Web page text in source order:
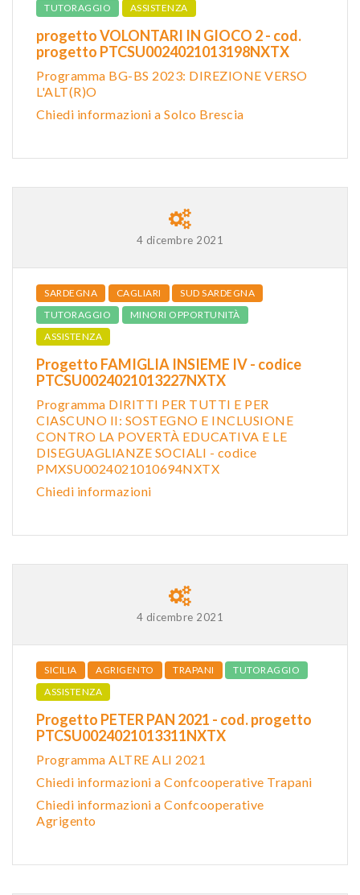
TUTORAGGIO
ASSISTENZA
progetto VOLONTARI IN GIOCO 2 - cod.
progetto PTCSU0024021013198NXTX
Programma BG-BS 2023: DIREZIONE VERSO
L'ALT(R)O
Chiedi informazioni a Solco Brescia
4 dicembre 2021
SARDEGNA CAGLIARI
SUD SARDEGNA
TUTORAGGIO
MINORI OPPORTUNITÀ
ASSISTENZA
Progetto FAMIGLIA INSIEME IV - codice
PTCSU0024021013227NXTX
Programma DIRITTI PER TUTTI E PER
CIASCUNO II: SOSTEGNO E INCLUSIONE
CONTRO LA POVERTÀ EDUCATIVA E LE
DISEGUAGLIANZE SOCIALI - codice
PMXSU0024021010694NXTX
Chiedi informazioni
4 dicembre 2021
SICILIA AGRIGENTO TRAPANI
TUTORAGGIO
ASSISTENZA
Progetto PETER PAN 2021 - cod. progetto
PTCSU0024021013311NXTX
Programma ALTRE ALI 2021
Chiedi informazioni a Confcooperative Trapani
Chiedi informazioni a Confcooperative
Agrigento